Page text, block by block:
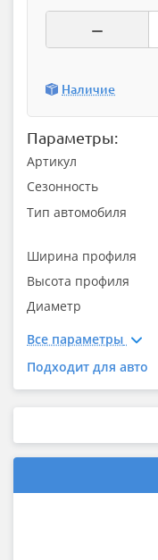
Наличие
Параметры:
Артикул
Сезонность
Тип автомобиля
Ширина профиля
Высота профиля
Диаметр
Все параметры
Подходит для авто